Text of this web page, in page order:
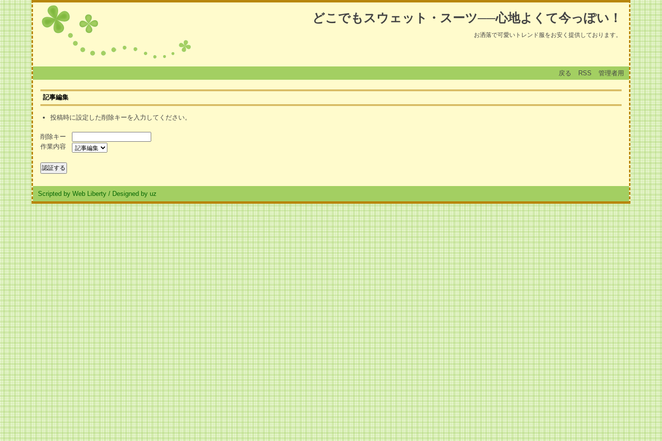
どこでもスウェット・スーツ──心地よくて今っぽい！
お洒落で可愛いトレンド服をお安く提供しております。
戻る RSS 管理者用
記事編集
投稿時に設定した削除キーを入力してください。
削除キー
作業内容
Scripted by Web Liberty / Designed by uz